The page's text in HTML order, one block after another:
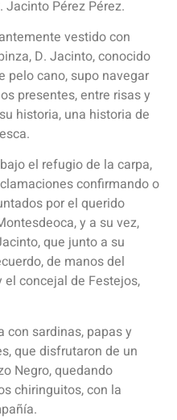
Jacinto Pérez Pérez.
vestido con
D. Jacinto, conocido
pelo cano, supo navegar
presentes, entre risas y
historia, una historia de
el refugio de la carpa,
confirmando o
por el querido
y a su vez,
que junto a su
de manos del
el concejal de Festejos,
sardinas, papas y
que disfrutaron de un
Negro, quedando
chiringuitos, con la